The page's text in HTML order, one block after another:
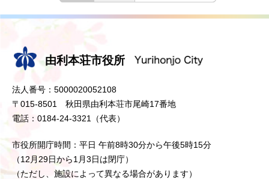
由利本荘市役所
法人番号：5000020052108
〒015-8501 秋田県由利本荘市尾崎17番地
電話：0184-24-3321（代表）
市役所開庁時間：平日 午前8時30分から午後5時15分
（12月29日から1月3日は閉庁）
（ただし、施設によって異なる場合があります）